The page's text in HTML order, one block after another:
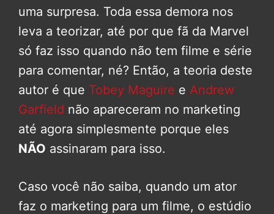
uma surpresa. Toda essa demora nos
leva a teorizar, até por que fã da Marvel
só faz isso quando não tem filme e série
para comentar, né? Então, a teoria deste
autor é que Tobey Maguire e Andrew
Garfield não apareceram no marketing
até agora simplesmente porque eles
NÃO assinaram para isso.
Caso você não saiba, quando um ator
faz o marketing para um filme, o estúdio